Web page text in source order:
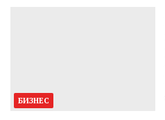
БИЗНЕС